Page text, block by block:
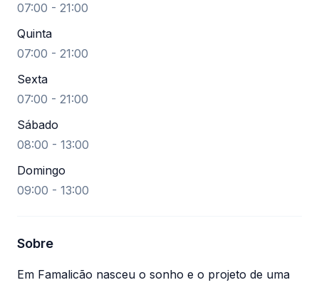
07:00 - 21:00
Quinta
07:00 - 21:00
Sexta
07:00 - 21:00
Sábado
08:00 - 13:00
Domingo
09:00 - 13:00
Sobre
Em Famalicão nasceu o sonho e o projeto de uma